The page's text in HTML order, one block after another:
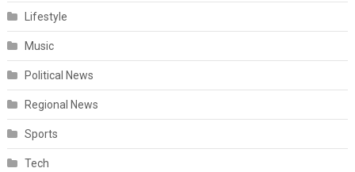
Lifestyle
Music
Political News
Regional News
Sports
Tech